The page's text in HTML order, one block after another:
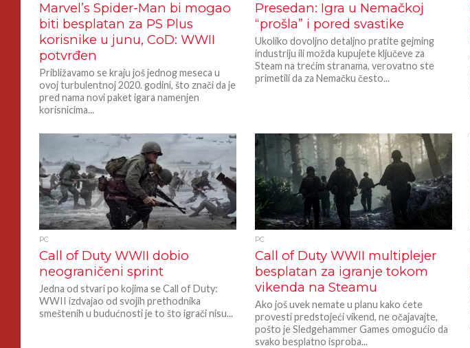
Marvel’s Spider-Man bi mogao
biti besplatan za PS Plus
korisnike u junu, CoD: WWII
potvrđen
Približavamo se kraju još jednog meseca u
ovoj turbulentnoj 2020. godini, što znači da je
pred nama novi paket igara namenjen
korisnicima...
Presedan: Igra u Nemačkoj
“prošla” i pored svastike
Ukoliko dovoljno detaljno pratite gejming
industriju ili možda kupujete ključeve za
Steam na trećim stranama, verovatno ste
primetili da za Nemačku često...
PC
Call of Duty WWII dobio
neograničeni sprint
Jedna od stvari po kojima se Call of Duty:
WWII izdvajao od svojih prethodnika
smeštenih u budućnosti je to što igrači nisu...
PC
Call of Duty WWII multiplejer
besplatan za igranje tokom
vikenda na Steamu
Ako još uvek nemate u planu kako ćete
provesti predstojeći vikend, ne očajavajte,
pošto je Sledgehammer Games omogućio da
svako besplatno isproba...